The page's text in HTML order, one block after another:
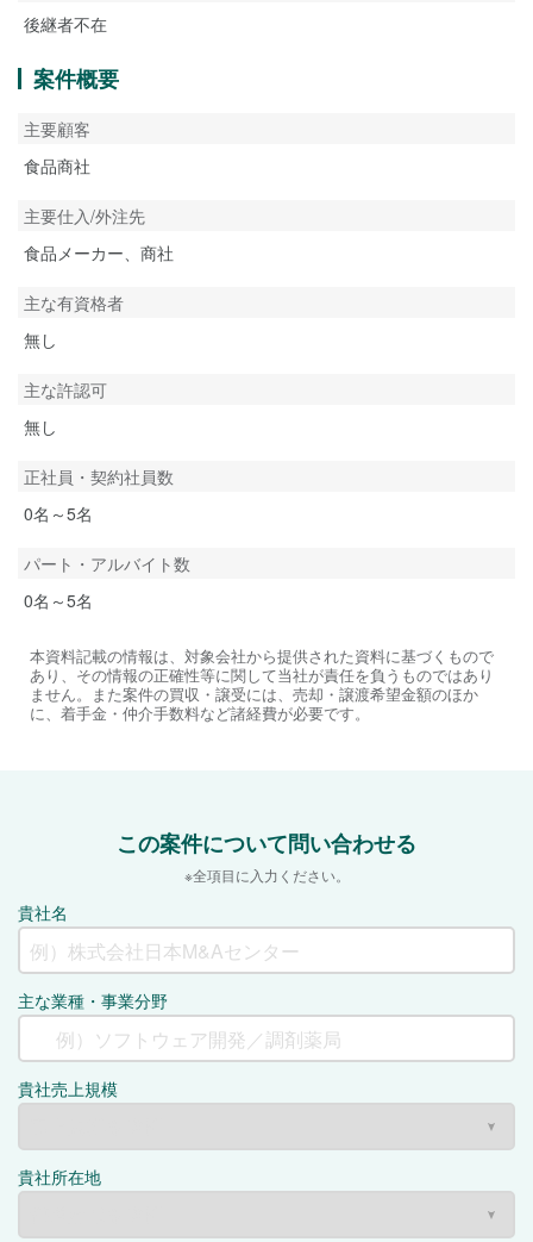
後継者不在
案件概要
主要顧客
食品商社
主要仕入/外注先
食品メーカー、商社
主な有資格者
無し
主な許認可
無し
正社員・契約社員数
0名～5名
パート・アルバイト数
0名～5名
本資料記載の情報は、対象会社から提供された資料に基づくもので
あり、その情報の正確性等に関して当社が責任を負うものではあり
ません。また案件の買収・譲受には、売却・譲渡希望金額のほか
に、着手金・仲介手数料など諸経費が必要です。